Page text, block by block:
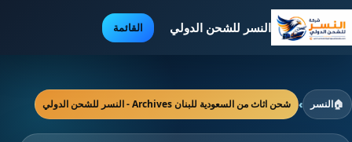
النسر للشحن الدولي القائمة
🏠النسر › شحن اثاث من السعودية للبنان Archives - النسر للشحن الدولي